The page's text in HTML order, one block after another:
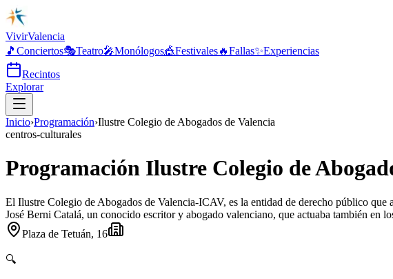
VivirValencia
🎵 Conciertos🎭Teatro🎤Monólogos🎪Festivales🔥Fallas✨Experiencias
Recintos
Explorar
Inicio›Programación›Ilustre Colegio de Abogados de Valencia
centros-culturales
Programación Ilustre Colegio de
El Ilustre Colegio de Abogados de Valencia-ICAV, es la entidad de derecho público
José Berni Catalá, un conocido escritor y abogado valenciano, que actuaba también
Plaza de Tetuán, 16
🔍